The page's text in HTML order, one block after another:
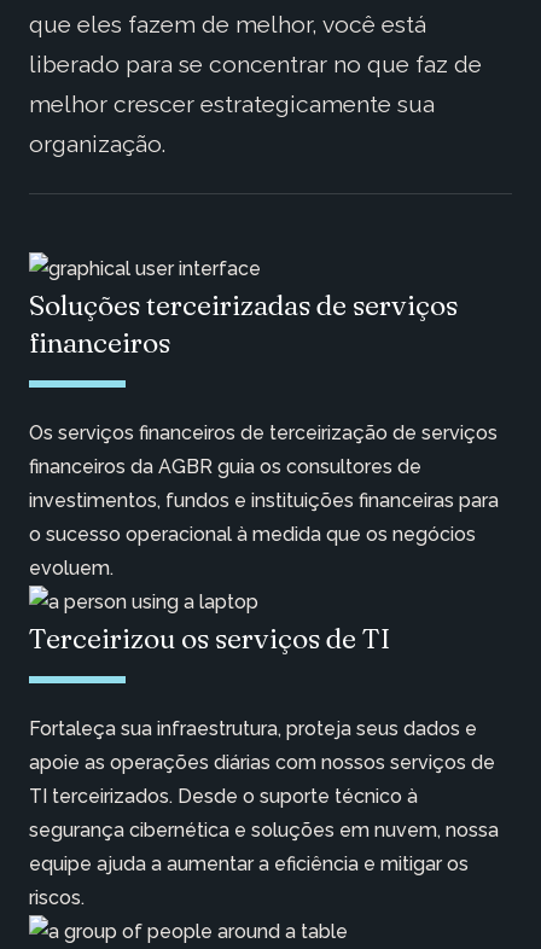
que eles fazem de melhor, você está
liberado para se concentrar no que faz de
melhor crescer estrategicamente sua
organização.
Soluções terceirizadas de serviços
financeiros
Os serviços financeiros de terceirização de serviços
financeiros da AGBR guia os consultores de
investimentos, fundos e instituições financeiras para
o sucesso operacional à medida que os negócios
evoluem.
Terceirizou os serviços de TI
Fortaleça sua infraestrutura, proteja seus dados e
apoie as operações diárias com nossos serviços de
TI terceirizados. Desde o suporte técnico à
segurança cibernética e soluções em nuvem, nossa
equipe ajuda a aumentar a eficiência e mitigar os
riscos.